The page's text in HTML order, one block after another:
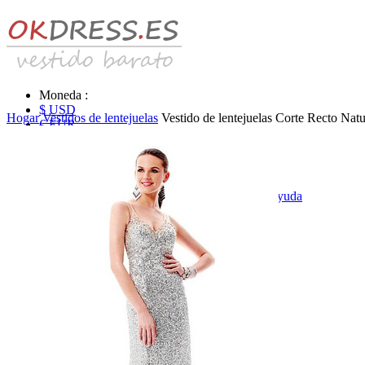
Moneda :
$ USD
€ EUR
Identificarse & Registrarse |Obtener la contraseña Ayuda
Vestidos de novia
Vestido de novia liquidación y venta
Vestidos de novia vendimia
Hogar Vestidos de lentejuelas Vestido de lentejuelas Corte Recto